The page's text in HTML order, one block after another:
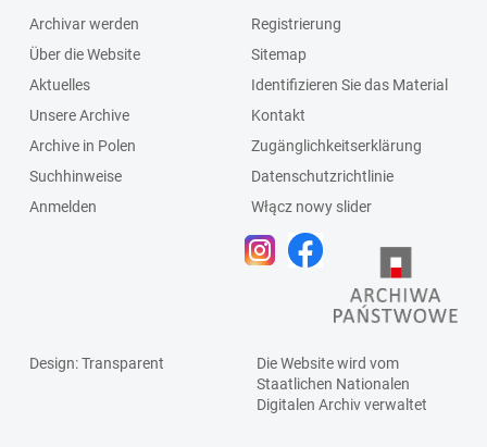
Archivar werden
Über die Website
Aktuelles
Unsere Archive
Archive in Polen
Suchhinweise
Anmelden
Registrierung
Sitemap
Identifizieren Sie das Material
Kontakt
Zugänglichkeitserklärung
Datenschutzrichtlinie
Włącz nowy slider
Design: Transparent
Die Website wird vom
Staatlichen Nationalen
Digitalen Archivverwaltet